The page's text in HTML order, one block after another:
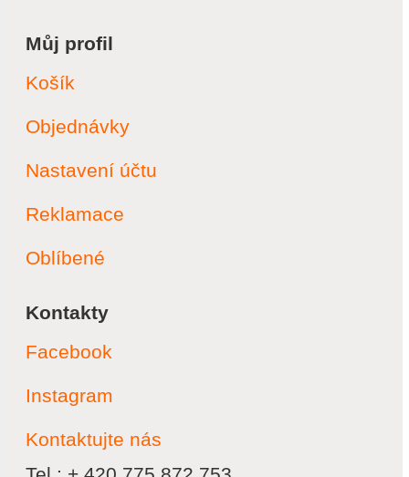
Můj profil
Košík
Objednávky
Nastavení účtu
Reklamace
Oblíbené
Kontakty
Facebook
Instagram
Kontaktujte nás